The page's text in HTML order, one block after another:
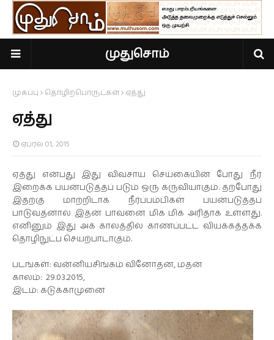
முதுசொம்
முகப்பு தொழிற்பொருட்கள் ஏத்து
ஏத்து
ஏப்ரல் 01, 2015
ஏத்து என்பது இது விவசாய செய்கையின் போது நீர்
இறைக்க பயன்படுத்தப் படும் ஒரு கருவியாகும். தற்பாேது
இதற்கு மாற்றிடாக நீர்ப்பம்பிகள் பயன்படுத்தப்
பாடுவதனால் இதன் பாவனை மிக மிக அரிதாக உள்ளது.
எனினும் இது அக் காலத்தில் காணப்பட்ட வியக்கத்தக்க
தொழிநுட்ப செயற்பாடாகும்.
படங்கள்: வன்னியசிங்கம் வினோதன், மதன்
காலம்: 29.03.2015,
இடம்: கடுக்காமுனை